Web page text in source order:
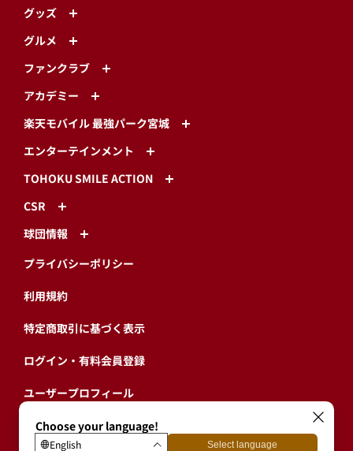
グッズ
グルメ
ファンクラブ
アカデミー
楽天モバイル 最強パーク宮城
エンターテインメント
TOHOKU SMILE ACTION
CSR
球団情報
プライバシーポリシー
利用規約
特定商取引に基づく表示
ログイン・有料会員登録
ユーザープロフィール
会員情報引継ぎ